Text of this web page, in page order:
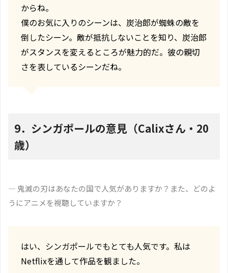
からね。
僕のお気に入りのシーンは、炭治郎が蜘蛛の敵を
倒したシーン。敵が抵抗しないことを知り、炭治郎
がスタンスを変えるところが魅力的だ。彼の親切
さを表しているシーンだね。
9．シンガポールの意見（Calixさん・20
歳）
― 鬼滅の刃はあなたの国で人気がありますか？また、どのよ
うにアニメを視聴していますか？
はい、シンガポールでもとても人気です。私は
Netflixを通して作品を観ました。